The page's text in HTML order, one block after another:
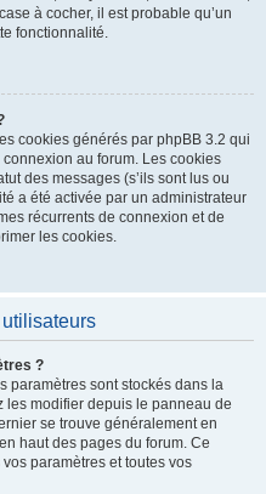
à cocher, il est probable qu’un
fonctionnalité.
cookies générés par phpBB 3.2 qui
au forum. Les cookies
des messages (s’ils sont lus ou
a été activée par un administrateur
récurrents de connexion et de
les cookies.
?
paramètres sont stockés dans la
les modifier depuis le panneau de
se trouve généralement en
haut des pages du forum. Ce
paramètres et toutes vos